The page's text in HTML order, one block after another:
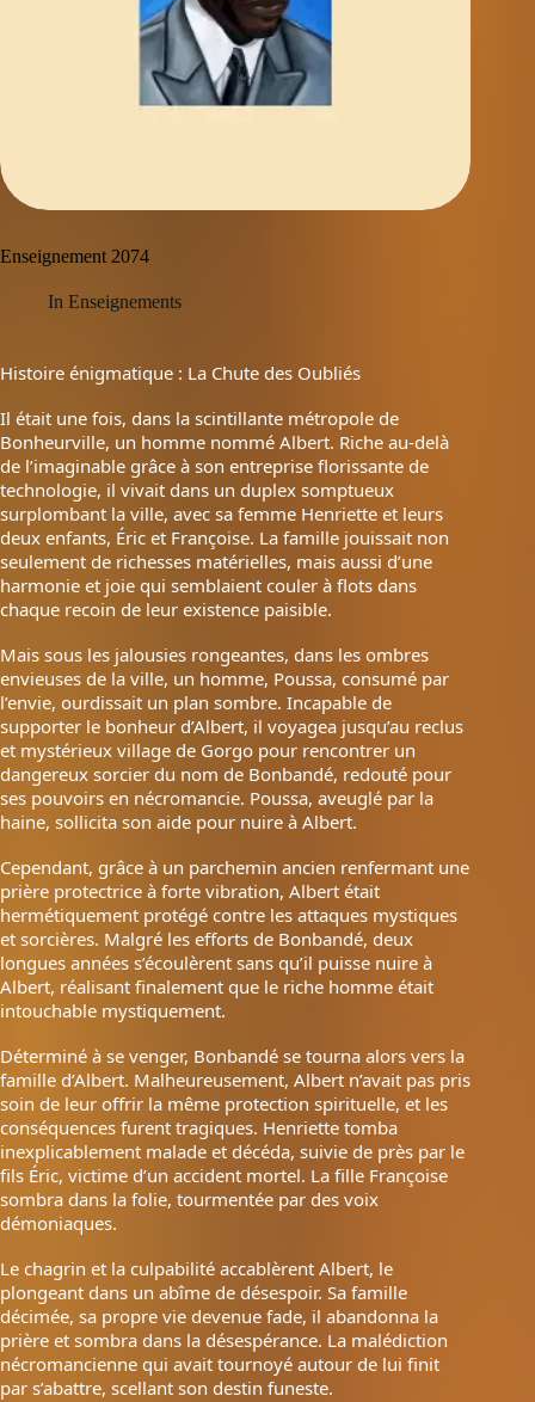
Enseignement 2074
In Enseignements
Histoire énigmatique : La Chute des Oubliés
Il était une fois, dans la scintillante métropole de
Bonheurville, un homme nommé Albert. Riche au-delà
de l’imaginable grâce à son entreprise florissante de
technologie, il vivait dans un duplex somptueux
surplombant la ville, avec sa femme Henriette et leurs
deux enfants, Éric et Françoise. La famille jouissait non
seulement de richesses matérielles, mais aussi d’une
harmonie et joie qui semblaient couler à flots dans
chaque recoin de leur existence paisible.
Mais sous les jalousies rongeantes, dans les ombres
envieuses de la ville, un homme, Poussa, consumé par
l’envie, ourdissait un plan sombre. Incapable de
supporter le bonheur d’Albert, il voyagea jusqu’au reclus
et mystérieux village de Gorgo pour rencontrer un
dangereux sorcier du nom de Bonbandé, redouté pour
ses pouvoirs en nécromancie. Poussa, aveuglé par la
haine, sollicita son aide pour nuire à Albert.
Cependant, grâce à un parchemin ancien renfermant une
prière protectrice à forte vibration, Albert était
hermétiquement protégé contre les attaques mystiques
et sorcières. Malgré les efforts de Bonbandé, deux
longues années s’écoulèrent sans qu’il puisse nuire à
Albert, réalisant finalement que le riche homme était
intouchable mystiquement.
Déterminé à se venger, Bonbandé se tourna alors vers la
famille d’Albert. Malheureusement, Albert n’avait pas pris
soin de leur offrir la même protection spirituelle, et les
conséquences furent tragiques. Henriette tomba
inexplicablement malade et décéda, suivie de près par le
fils Éric, victime d’un accident mortel. La fille Françoise
sombra dans la folie, tourmentée par des voix
démoniaques.
Le chagrin et la culpabilité accablèrent Albert, le
plongeant dans un abîme de désespoir. Sa famille
décimée, sa propre vie devenue fade, il abandonna la
prière et sombra dans la désespérance. La malédiction
nécromancienne qui avait tournoyé autour de lui finit
par s’abattre, scellant son destin funeste.